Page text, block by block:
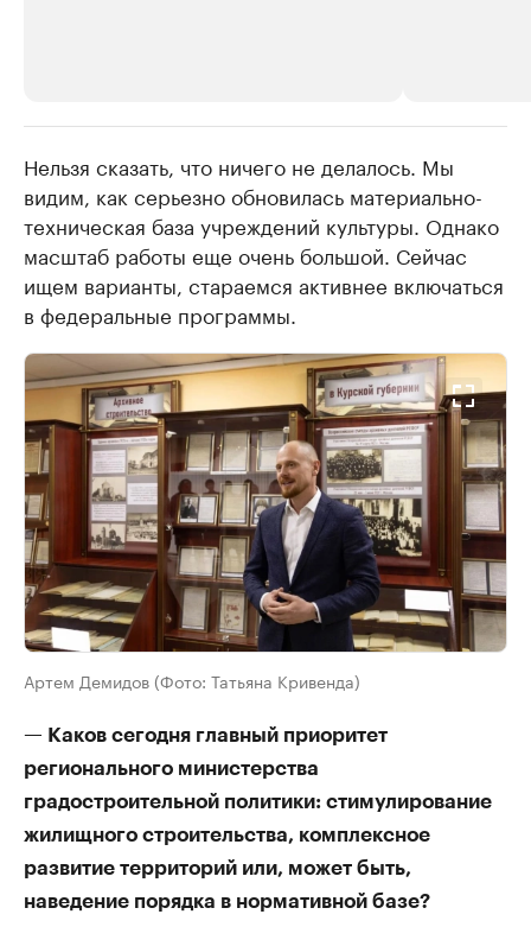
Делитесь новостями бизнеса на РБК
Управляйте страницей компании и развивайте личные
бренды спикеров бизнеса
Крупнейшие
продавцы
Ознакомьтесь с
Нельзя сказать, что ничего не делалось. Мы
видим, как серьезно обновилась материально-
техническая база учреждений культуры. Однако
масштаб работы еще очень большой. Сейчас
ищем варианты, стараемся активнее включаться
в федеральные программы.
Артем Демидов (Фото: Татьяна Кривенда)
— Каков сегодня главный приоритет
регионального министерства
градостроительной политики: стимулирование
жилищного строительства, комплексное
развитие территорий или, может быть,
наведение порядка в нормативной базе?